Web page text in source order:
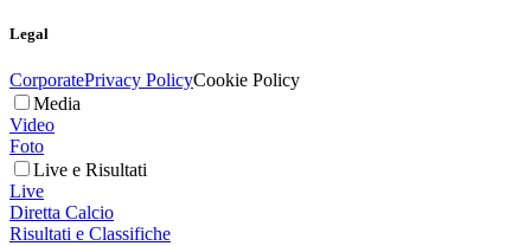
Legal
CorporatePrivacy PolicyCookie Policy
Media
Video
Foto
Live e Risultati
Live
Diretta Calcio
Risultati e Classifiche